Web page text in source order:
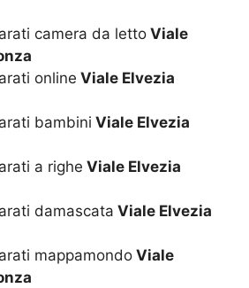
camera da letto Viale
online Viale Elvezia
bambini Viale Elvezia
a righe Viale Elvezia
damascata Viale Elvezia
mappamondoViale